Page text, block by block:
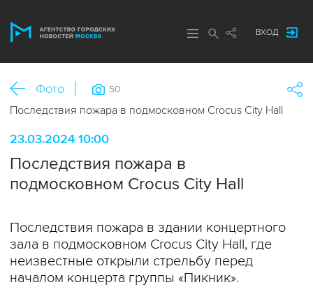
ВХОД
Фото
Последствия пожара в подмосковном Crocus City Hall
50
23.03.2024 10:00
Последствия пожара в
подмосковном Crocus City Hall
Последствия пожара в здании концертного
зала в подмосковном Crocus City Hall, где
неизвестные открыли стрельбу перед
началом концерта группы «Пикник».